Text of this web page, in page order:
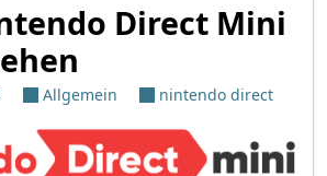
Direct Mini
Allgemein nintendo direct